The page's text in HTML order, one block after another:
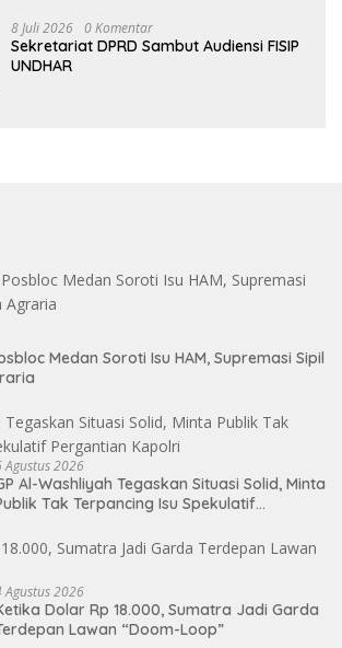
Al Washliyah Semakin Maju
8 Juli 2026 0 Komentar
Sekretariat DPRD Sambut Audiensi FISIP
UNDHAR
Medan Soroti Isu HAM, Supremasi Sipil
Agustus 2026
Al-Washliyah Tegaskan Situasi Solid, Minta
Tak Terpancing Isu Spekulatif
Agustus 2026
Dolar Rp 18.000, Sumatra Jadi Garda
Lawan “Doom-Loop”